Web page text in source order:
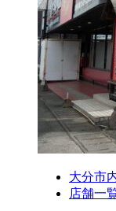
大分市
店舗一